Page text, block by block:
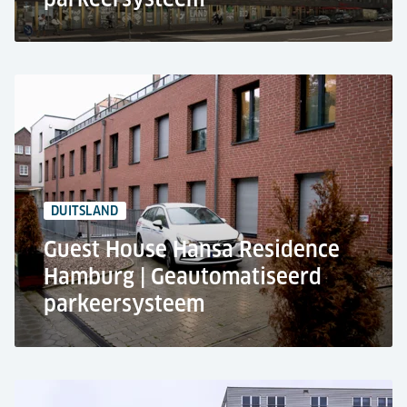
The Rocket Tower, Berlijn
Kantoorgebouw
Modernisering van een geautomatiseerd
parkeersysteem
+200 Parkeerplaatsen
4 Ingangen
DUITSLAND
Guest House Hansa Residence
Hamburg | Geautomatiseerd
parkeersysteem